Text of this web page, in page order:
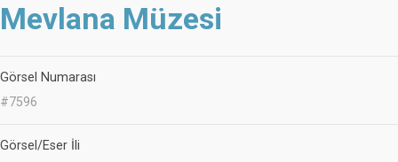
Mevlana Müzesi
Görsel Numarası
#7596
Görsel/Eser İli